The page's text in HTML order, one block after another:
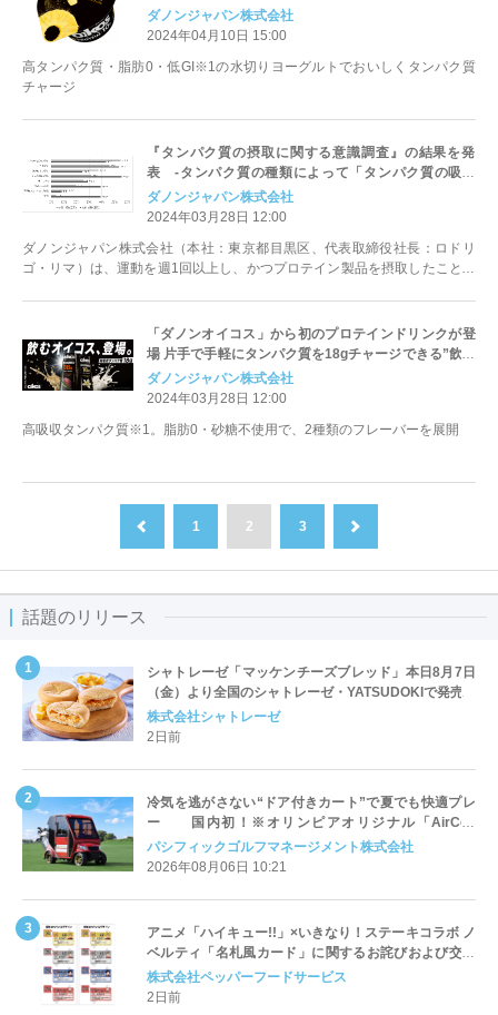
パイナップル」新発売
ダノンジャパン株式会社
2024年04月10日 15:00
高タンパク質・脂肪0・低GI※1の水切りヨーグルトでおいしくタンパク質
チャージ
『タンパク質の摂取に関する意識調査』の結果を発
表 -タンパク質の種類によって「タンパク質の吸収
率」が異なることを知っている消費者は約7割-
ダノンジャパン株式会社
2024年03月28日 12:00
ダノンジャパン株式会社（本社：東京都目黒区、代表取締役社長：ロドリ
ゴ・リマ）は、運動を週1回以上し、かつプロテイン製品を摂取したことの
「ダノンオイコス」から初のプロテインドリンクが登
場 片手で手軽にタンパク質を18gチャージできる”飲む
オイコス“
ダノンジャパン株式会社
2024年03月28日 12:00
高吸収タンパク質※1。脂肪0・砂糖不使用で、2種類のフレーバーを展開
1 2 3
話題のリリース
シャトレーゼ「マッケンチーズブレッド」本日8月7日
（金）より全国のシャトレーゼ・YATSUDOKIで発売
株式会社シャトレーゼ
2日前
冷気を逃がさない“ドア付きカート”で夏でも快適プレ
ー 国内初！※オリンピアオリジナル「AirCon
Cart（エアコンカート）」導入 | ＰＧＭ
パシフィックゴルフマネージメント株式会社
2026年08月06日 10:21
アニメ「ハイキュー!!」×いきなり！ステーキコラボ ノ
ベルティ「名札風カード」に関するお詫びおよび交換
対応についてのご案内
株式会社ペッパーフードサービス
2日前